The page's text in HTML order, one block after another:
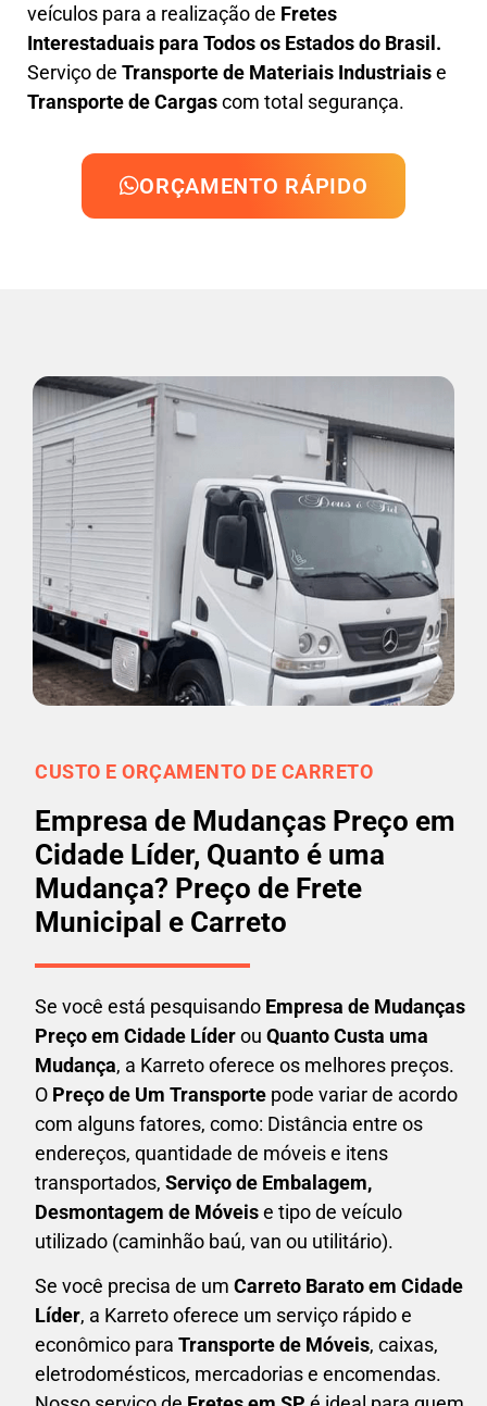
veículos para a realização de Fretes
Interestaduais para Todos os Estados do Brasil.
Serviço de Transporte de Materiais Industriaise
Transporte de Cargascom total segurança.
ORÇAMENTO RÁPIDO
CUSTO E ORÇAMENTO DE CARRETO
Empresa de Mudanças Preço em
Cidade Líder, Quanto é uma
Mudança? Preço de Frete
Municipal e Carreto
Se você está pesquisando Empresa de Mudanças
Preço em Cidade Líderou Quanto Custa uma
Mudança, a Karreto oferece os melhores preços.
O Preço de Um Transporte pode variar de acordo
com alguns fatores, como: Distância entre os
endereços, quantidade de móveis e itens
transportados, Serviço de Embalagem,
Desmontagem de Móveise tipo de veículo
utilizado (caminhão baú, van ou utilitário).
Se você precisa de um Carreto Barato em Cidade
Líder, a Karreto oferece um serviço rápido e
econômico para Transporte de Móveis, caixas,
eletrodomésticos, mercadorias e encomendas.